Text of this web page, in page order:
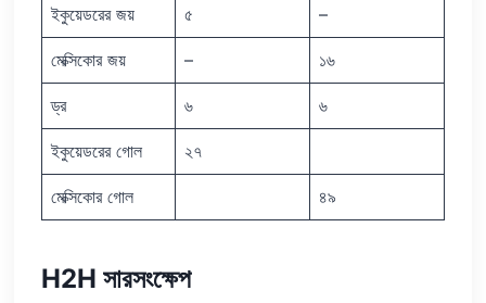
ইকুয়েডরের জয় ৫ –
মেক্সিকোর জয় – ১৬
ড্র ৬ ৬
ইকুয়েডরের গোল ২৭
মেক্সিকোর গোল ৪৯
H2H সারসংক্ষেপ